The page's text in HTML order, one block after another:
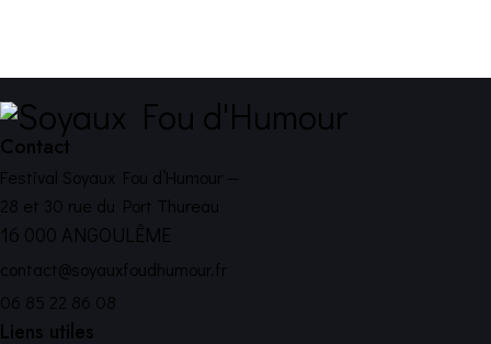
Contact
Festival Soyaux Fou d’Humour —
28 et 30 rue du Port Thureau
16 000 ANGOULÊME
contact@soyauxfoudhumour.fr
06 85 22 86 08
Liens utiles